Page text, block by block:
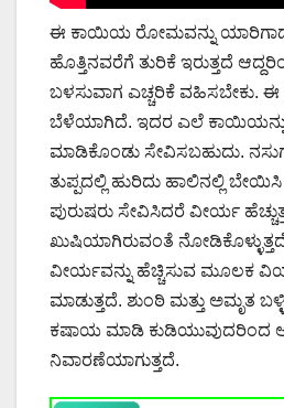
ಈ ಕಾಯಿಯ ರೋಮವನ್ನು
ಹೊತ್ತಿನವರೆಗೆ ತುರಿಕೆ ಇರುತ್ತದೆ
ಬಳಸುವಾಗ ಎಚ್ಚರಿಕೆ ವಹಿಸಬೇಕು.
ಬೆಳೆಯಾಗಿದೆ. ಇದರ ಎಲೆ ಕಾಯಿಯನ್ನು
ಮಾಡಿಕೊಂಡು ಸೇವಿಸಬಹುದು.
ತುಪ್ಪದಲ್ಲಿ ಹುರಿದು ಹಾಲಿನಲ್ಲಿ
ಪುರುಷರು ಸೇವಿಸಿದರೆ ವೀರ್ಯ
ಖುಷಿಯಾಗಿರುವಂತೆ
ವೀರ್ಯವನ್ನು ಹೆಚ್ಚಿಸುವ ಮೂಲಕ
ಮಾಡುತ್ತದೆ. ಶುಂಠಿ ಮತ್ತು ಅಮೃತ
ಕಷಾಯ ಮಾಡಿ ಕುಡಿಯುವುದರಿಂದ
ನಿವಾರಣೆಯಾಗುತ್ತದೆ.